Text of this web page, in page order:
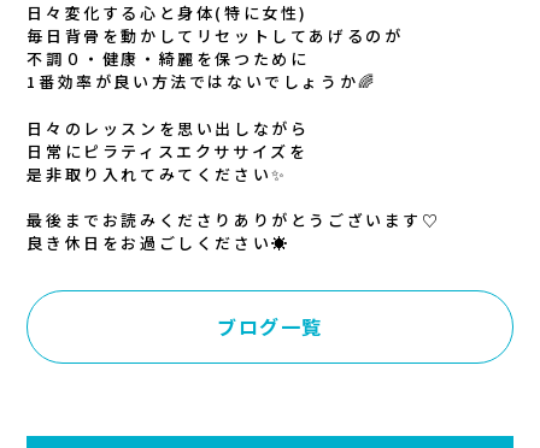
日々変化する心と身体(特に女性)
毎日背骨を動かしてリセットしてあげるのが
不調０・健康・綺麗を保つために
1番効率が良い方法ではないでしょうか🌈
日々のレッスンを思い出しながら
日常にピラティスエクササイズを
是非取り入れてみてください✨
最後までお読みくださりありがとうございます♡
良き休日をお過ごしください☀️
ブログ一覧